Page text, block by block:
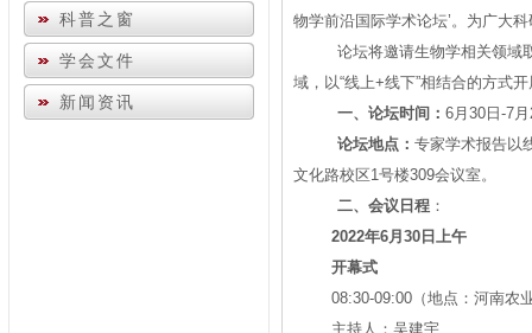
科普之窗
学会文件
新闻资讯
物学前沿国际学术论坛’。为广大
论坛将邀请生物学相关领域
域，以“线上+线下”相结合的方式
一、论坛时间：6月30日-7
论坛地点：专家学术报告以
文化路校区1号楼309会议室。
二、会议日程 ：
2022年6月30 日上午
开幕式
08:30-09:00（地点：河南农
主持人：吴建宇